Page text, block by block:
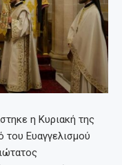
η Κυριακή της
του Ευαγγελισμού